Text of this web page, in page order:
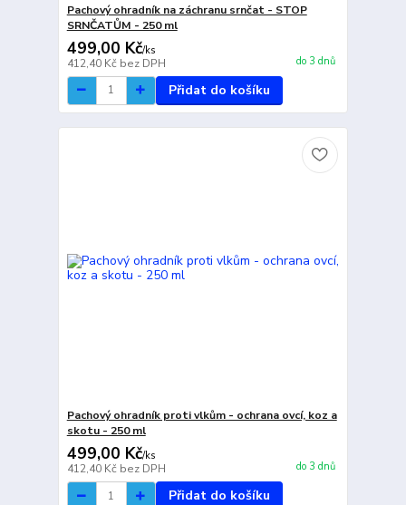
Pachový ohradník na záchranu srnčat - STOP
SRNČATŮM - 250 ml
499,00 Kč/ks
412,40 Kč bez DPH do 3 dnů
Přidat do košíku
Pachový ohradník proti vlkům - ochrana ovcí, koz a
skotu - 250 ml
499,00 Kč/ks
412,40 Kč bez DPH do 3 dnů
Přidat do košíku